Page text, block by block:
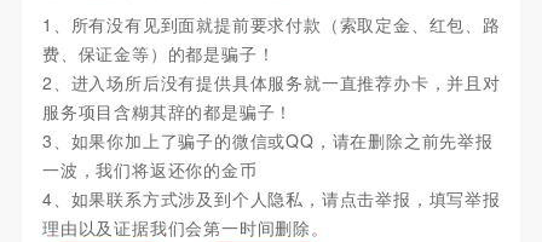
1、所有没有见到面就提前要求付款（索取定金、红包、路
费、保证金等）的都是骗子！
2、进入场所后没有提供具体服务就一直推荐办卡，并且对
服务项目含糊其辞的都是骗子！
3、如果你加上了骗子的微信或QQ，请在删除之前先举报
一波，我们将返还你的金币
4、如果联系方式涉及到个人隐私，请点击举报，填写举报
理由以及证据我们会第一时间删除。